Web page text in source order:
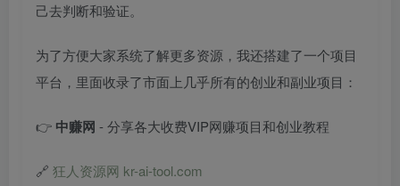
己去判断和验证。
为了方便大家系统了解更多资源，我还搭建了一个项目
平台，里面收录了市面上几乎所有的创业和副业项目：
👉 中赚网 - 分享各大收费VIP网赚项目和创业教程
🔗 狂人资源网 kr-ai-tool.com